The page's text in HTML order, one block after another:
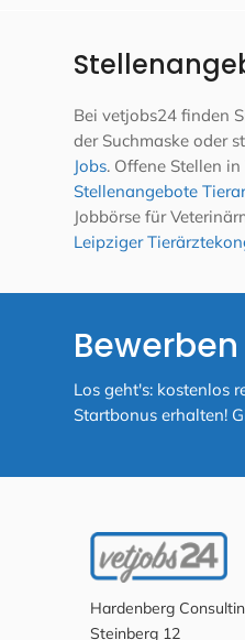
Bei vetjobs24 finden
der Suchmaske oder
Jobs. Offene Stellen
Stellenangebote
Jobbörse für
Leipziger
Los geht's: kostenlos
Startbonus erhalten!
Hardenberg
Steinberg 12